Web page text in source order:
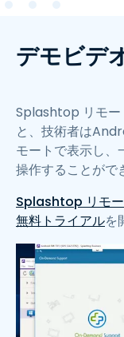
デモビデ
Splashtop リモー
と、技術者は
モートで表示し
操作することがで
Splashtop リモー
無料トライアルを